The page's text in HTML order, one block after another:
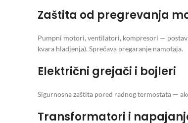
Zaštita od pregrevanja
Pumpni motori, ventilatori, kompresori —
kvara hladjenja). Sprečava pregaranje namotaja.
Električni grejači i bojleri
Sigurnosna zaštita pored radnog termostata —
Transformatori i